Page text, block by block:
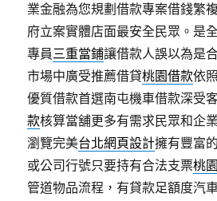
業金融為您規劃借款專案借錢繁
府立案實體店面最安全民眾。是
專員三重當鋪讓借款人誤以為是
市場中廣受推薦借貸桃園借款依
優質借款首選南屯機車借款深受
款核算當舖更多有需求民眾和企
瀏覽完美台北網頁設計擁有豐富
或公司行號只要持有合法支票桃
管道物品流程，有貸款足額度汽